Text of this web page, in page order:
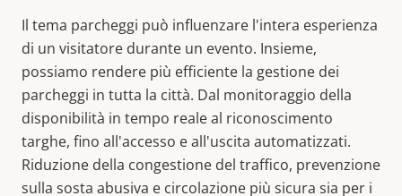
Il tema parcheggi può influenzare l'intera esperienza
di un visitatore durante un evento. Insieme,
possiamo rendere più efficiente la gestione dei
parcheggi in tutta la città. Dal monitoraggio della
disponibilità in tempo reale al riconoscimento
targhe, fino all'accesso e all'uscita automatizzati.
Riduzione della congestione del traffico, prevenzione
sulla sosta abusiva e circolazione più sicura sia per i